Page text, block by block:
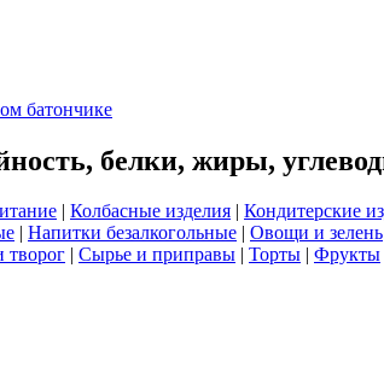
батончике
белки, жиры,
| Колбасные изделия | Кондитерские
| Напитки безалкогольные | Овощи и зелень
| Сырье и приправы | Торты | Фрукты